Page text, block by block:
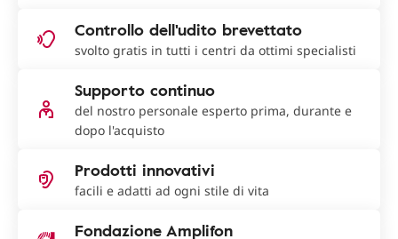
Controllo dell'udito brevettato
svolto gratis in tutti i centri da ottimi specialisti
Supporto continuo
del nostro personale esperto prima, durante e
dopo l'acquisto
Prodotti innovativi
facili e adatti ad ogni stile di vita
Fondazione Amplifon